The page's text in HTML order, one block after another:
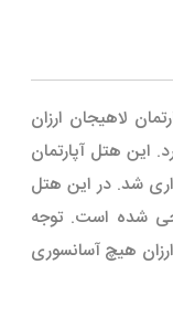
لاهیجان ارزان
کم تنها 1 ستاره دارد. این هتل آپارتمان
عرصه هتلداری شد. در این هتل
3 طبقه و 9 اتاق طراحی شده است. توجه
هیچ آسانسوری